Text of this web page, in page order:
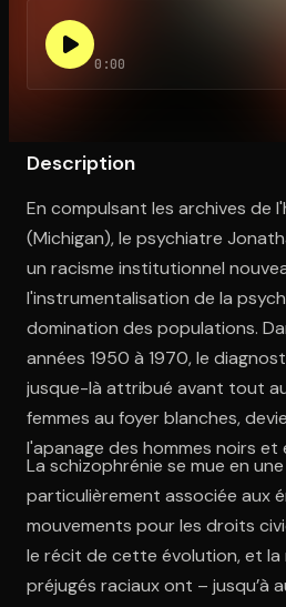
Ouvre l'app Appareil photo,
0:00
Description
En compulsant les archives de
(Michigan), le psychiatre
un racisme institutionnel
l'instrumentalisation de la
domination des populations.
années 1950 à 1970, le
jusque-là attribué avant tout
femmes au foyer blanches,
l'apanage des hommes noirs et
La schizophrénie se mue en
particulièrement associée aux
mouvements pour les droits
le récit de cette évolution, et la
préjugés raciaux ont – jusqu’à